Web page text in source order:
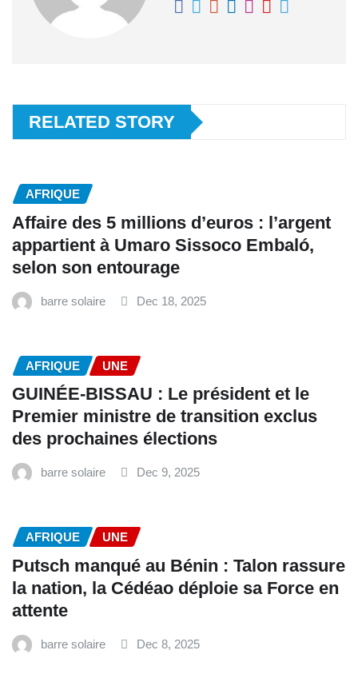
RELATED STORY
AFRIQUE
Affaire des 5 millions d’euros : l’argent
appartient à Umaro Sissoco Embaló,
selon son entourage
barre solaire Dec 18, 2025
AFRIQUE UNE
GUINÉE-BISSAU : Le président et le
Premier ministre de transition exclus
des prochaines élections
barre solaire Dec 9, 2025
AFRIQUE UNE
Putsch manqué au Bénin : Talon rassure
la nation, la Cédéao déploie sa Force en
attente
barre solaire Dec 8, 2025